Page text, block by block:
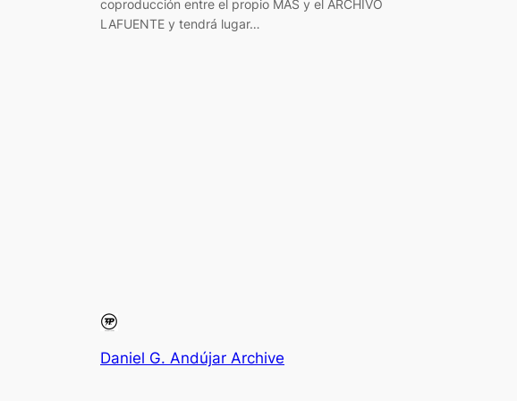
coproducción entre el propio MAS y el ARCHIVO
LAFUENTE y tendrá lugar…
Daniel G. Andújar Archive